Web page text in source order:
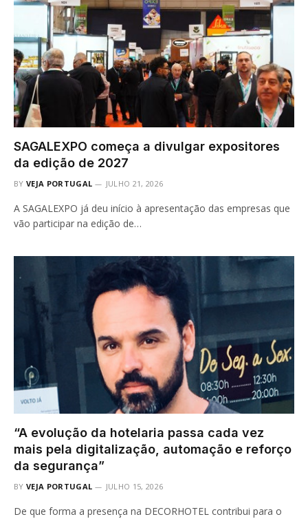
SAGALEXPO começa a divulgar expositores
da edição de 2027
BY VEJA PORTUGAL JULHO 21, 2026
A SAGALEXPO já deu início à apresentação das empresas que
vão participar na edição de…
“A evolução da hotelaria passa cada vez
mais pela digitalização, automação e reforço
da segurança”
BY VEJA PORTUGAL JULHO 15, 2026
De que forma a presença na DECORHOTEL contribui para o